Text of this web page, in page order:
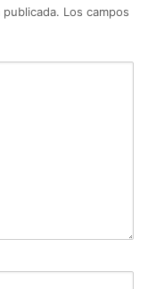
Los campos